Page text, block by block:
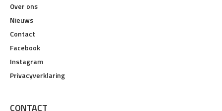
Over ons
Nieuws
Contact
Facebook
Instagram
Privacyverklaring
CONTACT